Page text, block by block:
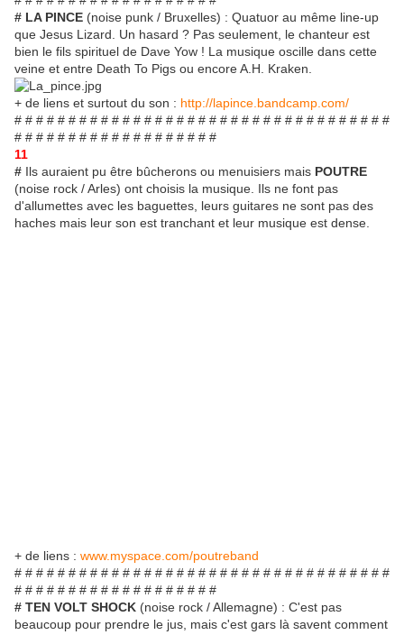
# LA PINCE (noise punk / Bruxelles) : Quatuor au même line-up
que Jesus Lizard. Un hasard ? Pas seulement, le chanteur est
bien le fils spirituel de Dave Yow ! La musique oscille dans cette
veine et entre Death To Pigs ou encore A.H. Kraken.
+ de liens et surtout du son : http://lapince.bandcamp.com/
# # # # # # # # # # # # # # # # # # # # # # # # # # # # # # # # # # #
# # # # # # # # # # # # # # # # # # #
11
# Ils auraient pu être bûcherons ou menuisiers mais POUTRE
(noise rock / Arles) ont choisis la musique. Ils ne font pas
d'allumettes avec les baguettes, leurs guitares ne sont pas des
haches mais leur son est tranchant et leur musique est dense.
+ de liens : www.myspace.com/poutreband
# # # # # # # # # # # # # # # # # # # # # # # # # # # # # # # # # # #
# # # # # # # # # # # # # # # # # # #
# TEN VOLT SHOCK (noise rock / Allemagne) : C'est pas
beaucoup pour prendre le jus, mais c'est gars là savent comment